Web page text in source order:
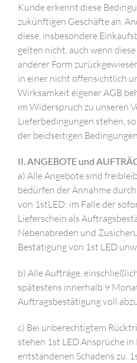
Kunde erkennt diese
zukünftigen Geschäfte an.
diese, insbesondere
gelten nicht, auch wenn
anderer Form
in einer nicht offensichtlich
Wirksamkeit eigener AGB
im Widerspruch zu unseren
Lieferbedingungen stehen,
der beidseitigen
II. ANGEBOTE und
a) Alle Angebote sind
bedürfen der Annahme
von 1stLED; im Falle der
Lieferschein als
Nebenabreden und
Bestätigung von 1st LED
b) Alle Aufträge,
spätestens innerhalb 9
Auftragsbestätigung voll
c) Bei unberechtigtem
stehen 1st LED Ansprüche
entstandenen Schadens zu.